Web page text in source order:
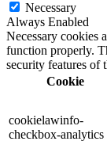
Necessary
Always Enabled
Necessary cookies
function properly.
security features of
Cookie
cookielawinfo-
checkbox-analytics